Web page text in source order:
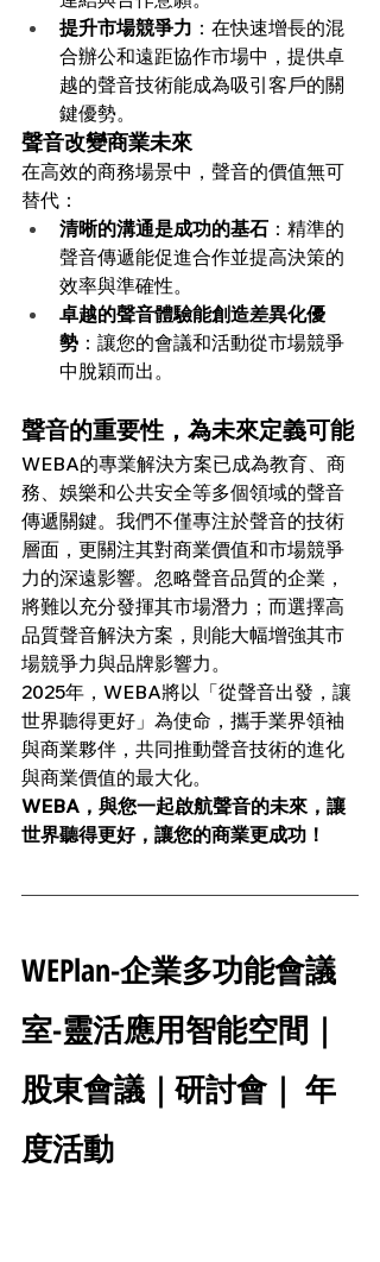
提升市場競爭力 ：在快速增長的混
合辦公和遠距協作市場中，提供卓
越的聲音技術能成為吸引客戶的關
鍵優勢。
聲音改變商業未來
在高效的商務場景中，聲音的價值無可
替代：
清晰的溝通是成功的基石 ：精準的
聲音傳遞能促進合作並提高決策的
效率與準確性。
卓越的聲音體驗能創造差異化優
勢 ：讓您的會議和活動從市場競爭
中脫穎而出。
聲音的重要性，為未來定義可能
WEBA的專業解決方案已成為教育、商
務、娛樂和公共安全等多個領域的聲音
傳遞關鍵。我們不僅專注於聲音的技術
層面，更關注其對商業價值和市場競爭
力的深遠影響。忽略聲音品質的企業，
將難以充分發揮其市場潛力；而選擇高
品質聲音解決方案，則能大幅增強其市
場競爭力與品牌影響力。
2025年，WEBA將以「從聲音出發，讓
世界聽得更好」為使命，攜手業界領袖
與商業夥伴，共同推動聲音技術的進化
與商業價值的最大化。
WEBA，與您一起啟航聲音的未來，讓
世界聽得更好，讓您的商業更成功！
WEPlan-企業多功能會議
室-靈活應用智能空間｜
股東會議｜研討會｜ 年
度活動